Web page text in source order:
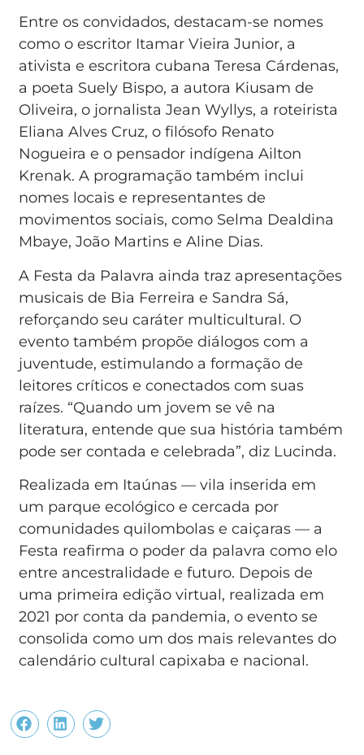
Entre os convidados, destacam-se nomes
como o escritor Itamar Vieira Junior, a
ativista e escritora cubana Teresa Cárdenas,
a poeta Suely Bispo, a autora Kiusam de
Oliveira, o jornalista Jean Wyllys, a roteirista
Eliana Alves Cruz, o filósofo Renato
Nogueira e o pensador indígena Ailton
Krenak. A programação também inclui
nomes locais e representantes de
movimentos sociais, como Selma Dealdina
Mbaye, João Martins e Aline Dias.
A Festa da Palavra ainda traz apresentações
musicais de Bia Ferreira e Sandra Sá,
reforçando seu caráter multicultural. O
evento também propõe diálogos com a
juventude, estimulando a formação de
leitores críticos e conectados com suas
raízes. “Quando um jovem se vê na
literatura, entende que sua história também
pode ser contada e celebrada”, diz Lucinda.
Realizada em Itaúnas — vila inserida em
um parque ecológico e cercada por
comunidades quilombolas e caiçaras — a
Festa reafirma o poder da palavra como elo
entre ancestralidade e futuro. Depois de
uma primeira edição virtual, realizada em
2021 por conta da pandemia, o evento se
consolida como um dos mais relevantes do
calendário cultural capixaba e nacional.